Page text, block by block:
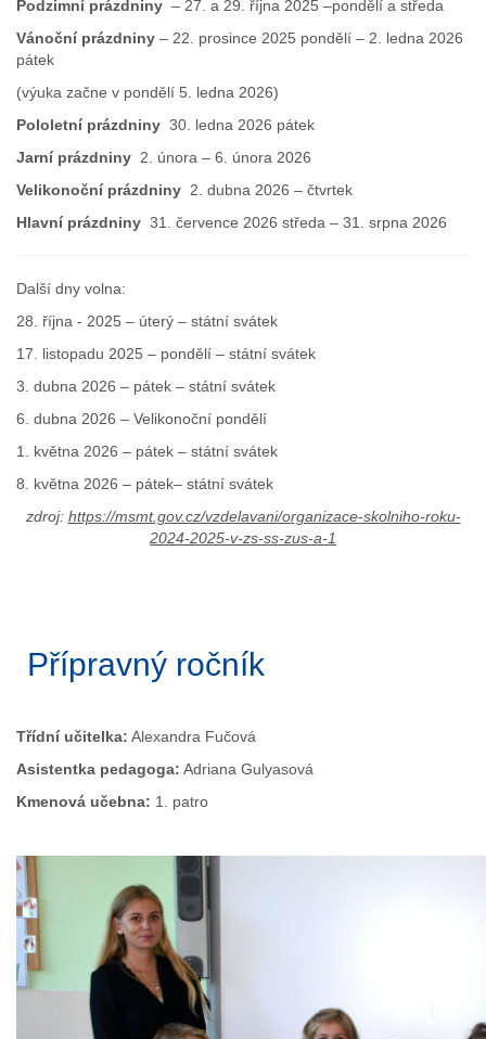
Podzimní prázdniny – 27. a 29. října 2025 –pondělí a středa
Vánoční prázdniny – 22. prosince 2025 pondělí – 2. ledna 2026
pátek
(výuka začne v pondělí 5. ledna 2026)
Pololetní prázdniny 30. ledna 2026 pátek
Jarní prázdniny 2. února – 6. února 2026
Velikonoční prázdniny 2. dubna 2026 – čtvrtek
Hlavní prázdniny 31. července 2026 středa – 31. srpna 2026
Další dny volna:
28. října - 2025 – úterý – státní svátek
17. listopadu 2025 – pondělí – státní svátek
3. dubna 2026 – pátek – státní svátek
6. dubna 2026 – Velikonoční pondělí
1. května 2026 – pátek – státní svátek
8. května 2026 – pátek– státní svátek
zdroj: https://msmt.gov.cz/vzdelavani/organizace-skolniho-roku-
2024-2025-v-zs-ss-zus-a-1
Přípravný ročník
Třídní učitelka: Alexandra Fučová
Asistentka pedagoga: Adriana Gulyasová
Kmenová učebna: 1. patro